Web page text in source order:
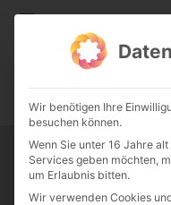
0:00
Tag:catholic
Wir benötigen Ihre
besuchen können.
Wenn Sie unter 16 Jahre
Services geben möchten,
um Erlaubnis bitten.
Wir verwenden Cookies